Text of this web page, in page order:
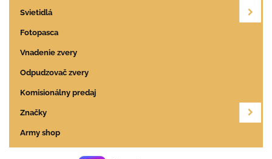
Svietidlá
Fotopasca
Vnadenie zvery
Odpudzovač zvery
Komisionálny predaj
Značky
Army shop